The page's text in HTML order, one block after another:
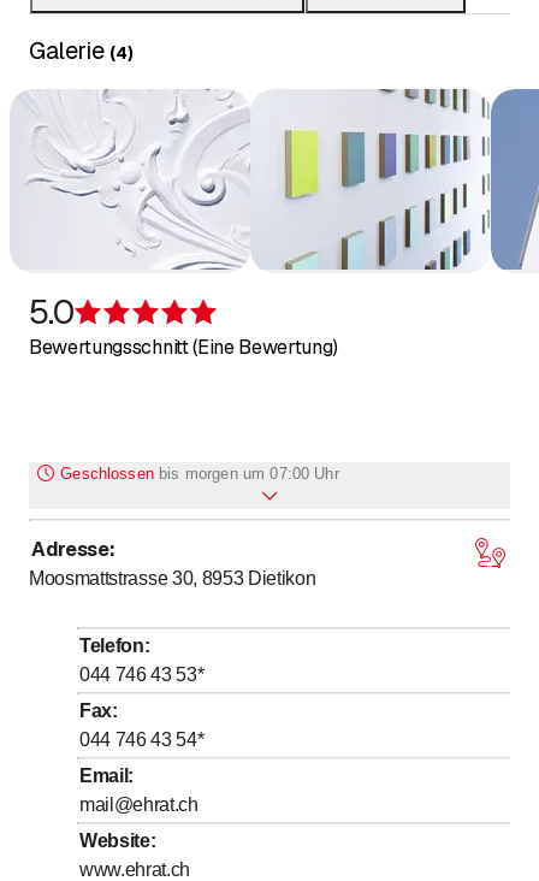
Fachpersonal
Galerie (4)
5.0
Bewertungsschnitt (Eine Bewertung)
Geschlossen bis morgen um 07:00 Uhr
Montag
00
Dienstag
7:00- bis
12
Mittwoch
7:00- bis
12:00/ 13:00- bis
17:00
Donnerstag
Freitag
Samstag
Sonntag
Adresse:
Moosmattstrasse 30, 8953 Dietikon
Telefon:
044 746 43 53*
Fax:
044 746 43 54*
Email :
mail@ehrat.ch
Website:
www.ehrat.ch